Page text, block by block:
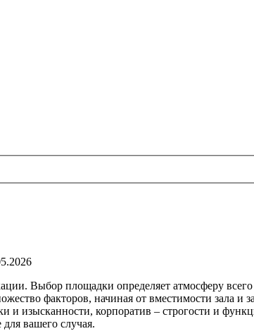
Выбор площадки определяет атмосферу
факторов, начиная от вместимости зала и
и изысканности, корпоратив – строгости и
вашего случая.